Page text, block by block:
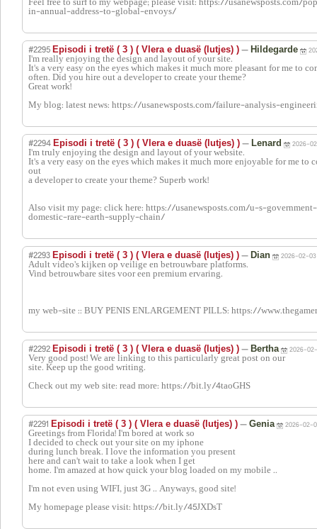
in-annual-address-to-global-envoys/
#2295 Episodi i tretë ( 3 ) ( Vlera e duasë (lutjes) ) — Hildegarde
I'm really enjoying the design and layout of your site.
It's a very easy on the eyes which makes it much more pleasant for me to
often. Did you hire out a developer to create your theme?
Great work!
My blog: latest news: https://usanewsposts.com/failure-analysis-
#2294 Episodi i tretë ( 3 ) ( Vlera e duasë (lutjes) ) — Lenard 2026-
I'm truly enjoying the design and layout of your website.
It's a very easy on the eyes which makes it much more enjoyable for me
out
a developer to create your theme? Superb work!
Also visit my page: click here: https://usanewsposts.com/u-s-
domestic-rare-earth-supply-chain/
#2293 Episodi i tretë ( 3 ) ( Vlera e duasë (lutjes) ) — Dian 2026-02-03
Adult video’s kijken op veilige en betrouwbare platforms.
Vind betrouwbare sites voor een premium ervaring.
my web-site :: BUY PENIS ENLARGEMENT PILLS: https://
#2292 Episodi i tretë ( 3 ) ( Vlera e duasë (lutjes) ) — Bertha 2026-
Very good post! We are linking to this particularly great post on our
site. Keep up the good writing.
Check out my web site: read more: https://bit.ly/4taoGHS
#2291 Episodi i tretë ( 3 ) ( Vlera e duasë (lutjes) ) — Genia 2026-02-
Greetings from Florida! I'm bored at work so
I decided to check out your site on my iphone
during lunch break. I love the information you present
here and can't wait to take a look when I get
home. I'm amazed at how quick your blog loaded on my mobile ..
I'm not even using WIFI, just 3G .. Anyways, good site!
My homepage please visit: https://bit.ly/45JXDsT